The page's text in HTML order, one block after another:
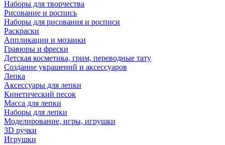
Наборы для творчества
Рисование и роспись
Наборы для рисования и росписи
Раскраски
Аппликации и мозаики
Гравюры и фрески
Детская косметика, грим, переводные тату
Создание украшений и аксессуаров
Лепка
Аксессуары для лепки
Кинетический песок
Масса для лепки
Наборы для лепки
Моделирование, игры, игрушки
3D ручки
Игрушки